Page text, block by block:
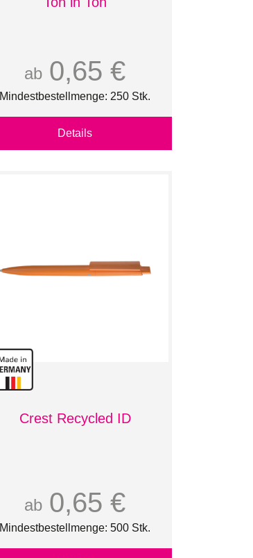
ab 0,65 €
Mindestbestellmenge: 250 Stk.
Details
Crest Recycled ID
ab 0,65 €
Mindestbestellmenge: 500 Stk.